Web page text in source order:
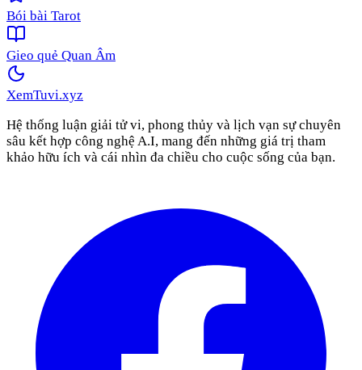
Bói bài Tarot
Gieo quẻ Quan Âm
XemTuvi.xyz
Hệ thống luận giải tử vi, phong thủy và lịch vạn sự chuyên
sâu kết hợp công nghệ A.I, mang đến những giá trị tham
khảo hữu ích và cái nhìn đa chiều cho cuộc sống của bạn.